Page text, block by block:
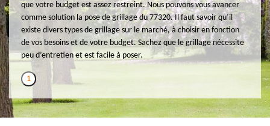
que votre budget est assez restreint. Nous pouvons vous avancer
comme solution la pose de grillage du 77320. Il faut savoir qu’il
existe divers types de grillage sur le marché, à choisir en fonction
de vos besoins et de votre budget. Sachez que le grillage nécessite
peu d’entretien et est facile à poser.
1